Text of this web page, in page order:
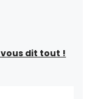
vous dit tout !